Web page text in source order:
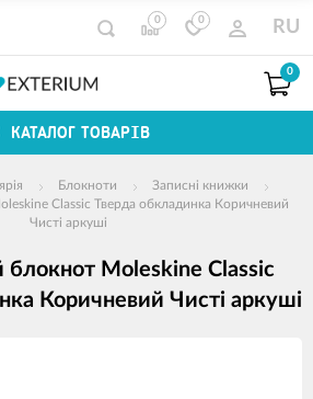
0 0 RU
0
КАТАЛОГ ТОВАРІВ
Блокноти
Записні книжки
Classic Тверда обкладинка Коричневий
Чисті аркуші
Moleskine Classic
Коричневий Чисті аркуші